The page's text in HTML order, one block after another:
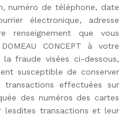
numéro de téléphone, date
électronique, adresse
renseignement que vous
CONCEPT à votre
fraude visées ci-dessous,
susceptible de conserver
transactions effectuées sur
des numéros des cartes
lesdites transactions et leur